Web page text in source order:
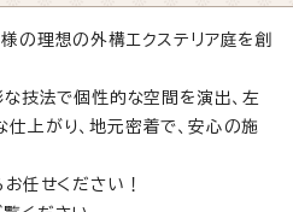
の理想の外構エクステリア庭を創
な技法で個性的な空間を演出、左
上がり、地元密着で、安心の施
お任せください！